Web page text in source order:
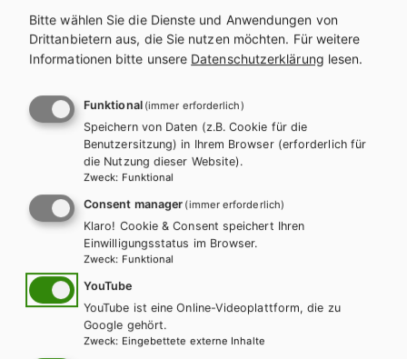
Naturwissenschaften HAK II
Auf dieser Seite finden Sie kostenlose Unterrichtsmaterialien zu
unseren Schulbüchern.
INHALTE FÜR SCHÜLER/INNEN
Versuchs-/Experimentierprot
okoll
Bitte wählen Sie die Dienste und Anwendungen von
Drittanbietern aus, die Sie nutzen möchten. Für weitere
Informationen bitte unsere Datenschutzerklärung lesen.
Funktional (immer erforderlich)
Speichern von Daten (z.B. Cookie für die
Benutzersitzung) in Ihrem Browser (erforderlich für
die Nutzung dieser Website).
Zweck: Funktional
Consent manager (immer erforderlich)
Klaro! Cookie & Consent speichert Ihren
Einwilligungsstatus im Browser.
Zweck: Funktional
YouTube
YouTube ist eine Online-Videoplattform, die zu
Google gehört.
Zweck: Eingebettete externe Inhalte